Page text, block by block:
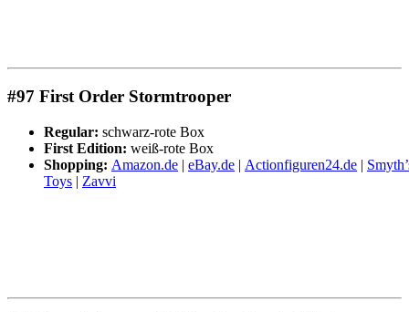
#97 First Order Stormtrooper
Regular: schwarz-rote Box
First Edition: weiß-rote Box
Shopping: Amazon.de | eBay.de | Actionfiguren24.de |
Toys | Zavvi